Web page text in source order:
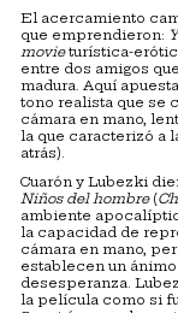
El acercamiento
que emprendieron:
movieturística-
entre dos amigos
madura. Aquí
tono realista que se
cámara en mano,
la que caracterizó a
atrás).
Cuarón y Lubezki
Niños del hombre(
ambiente
la capacidad de
cámara en mano,
establecen un
desesperanza.
la película como si